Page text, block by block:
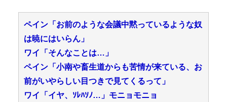
ペイン「お前のような会議中黙っているような奴
は暁にはいらん」
ワイ「そんなことは…」
ペイン「小南や畜生道からも苦情が来ている、お
前がいやらしい目つきで見てくるって」
ワイ「イヤ、ｿﾚﾊｿﾉ…」モニョモニョ